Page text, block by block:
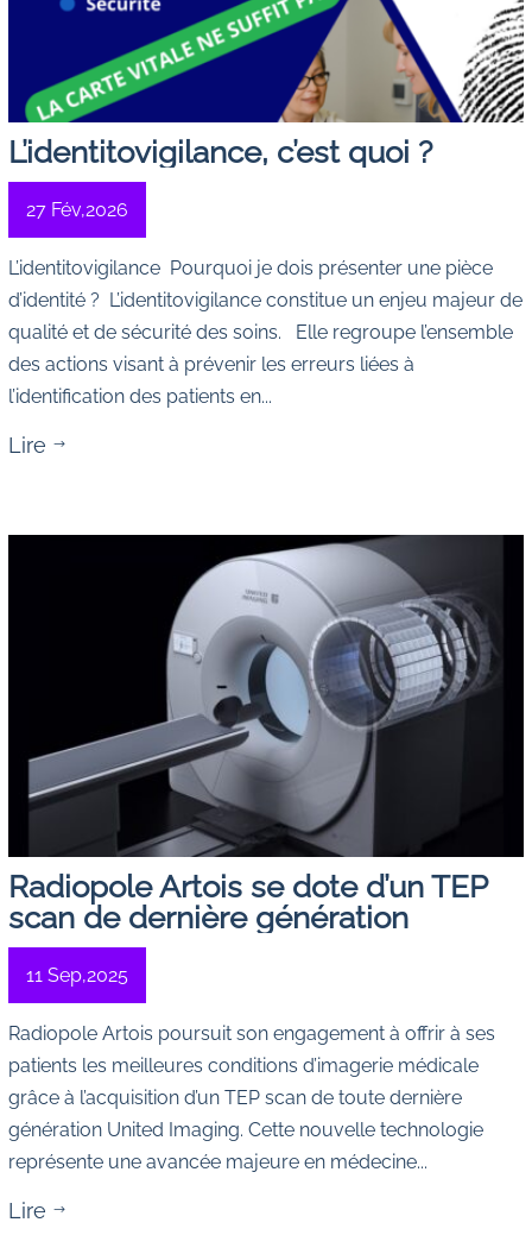
L’identitovigilance, c’est quoi ?
27 Fév,2026
L’identitovigilance Pourquoi je dois présenter une pièce
d’identité ? L’identitovigilance constitue un enjeu majeur de
qualité et de sécurité des soins. Elle regroupe l’ensemble
des actions visant à prévenir les erreurs liées à
l’identification des patients en...
Lire $
Radiopole Artois se dote d’un TEP
scan de dernière génération
11 Sep,2025
Radiopole Artois poursuit son engagement à offrir à ses
patients les meilleures conditions d’imagerie médicale
grâce à l’acquisition d’un TEP scan de toute dernière
génération United Imaging. Cette nouvelle technologie
représente une avancée majeure en médecine...
Lire $